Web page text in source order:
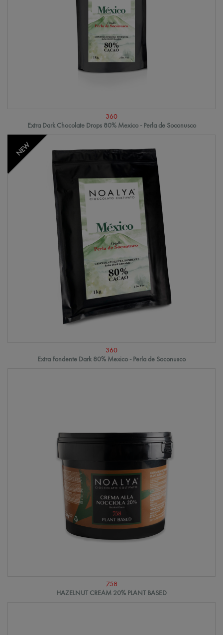
360
Extra Dark Chocolate Drops 80% Mexico - Perla de Soconusco
NEW
360
Extra Fondente Dark 80% Mexico - Perla de Soconusco
758
HAZELNUT CREAM 20% PLANT BASED